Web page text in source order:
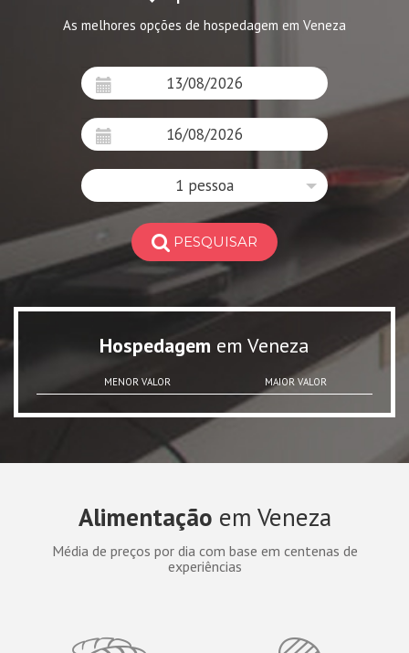
As melhores opções de hospedagem em Veneza
1 pessoa
PESQUISAR
Hospedagem em Veneza
MENOR VALOR MAIOR VALOR
Alimentação em Veneza
Média de preços por dia com base em centenas de
experiências